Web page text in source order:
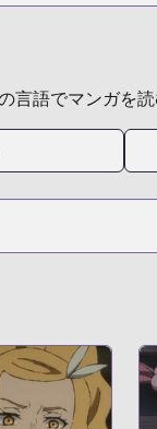
語でマンガを読